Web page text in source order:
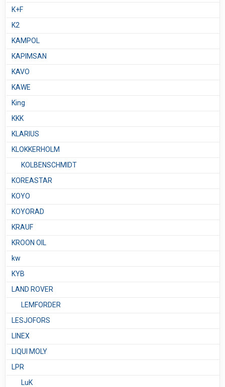
K+F
K2
KAMPOL
KAPIMSAN
KAVO
KAWE
King
KKK
KLARIUS
KLOKKERHOLM
KOLBENSCHMIDT
KOREASTAR
KOYO
KOYORAD
KRAUF
KROON OIL
kw
KYB
LAND ROVER
LEMFORDER
LESJOFORS
LINEX
LIQUI MOLY
LPR
LuK